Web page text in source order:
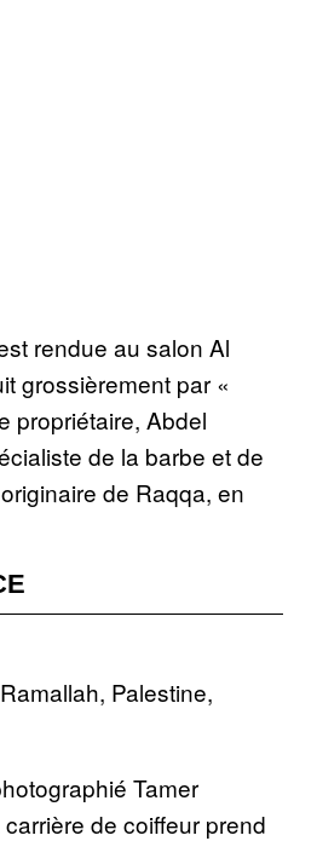
rendue au salon Al
grossièrement par «
propriétaire, Abdel
de la barbe et de
de Raqqa, en
Palestine,
Tamer
de coiffeur prend